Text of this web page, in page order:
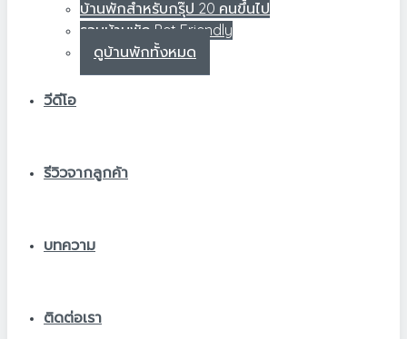
บ้านพักสำหรับกรุ๊ป 20 คนขึ้นไป
รวมบ้านพัก Pet Friendly
ดูบ้านพักทั้งหมด
วีดีโอ
รีวิวจากลูกค้า
บทความ
ติดต่อเรา